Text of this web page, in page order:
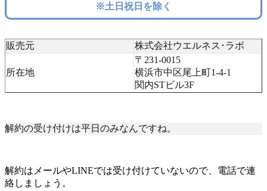
※土日祝日を除く
販売元 株式会社ウエルネス･ラボ
所在地
〒231-0015
横浜市中区尾上町1-4-1
関内STビル3F
解約の受け付けは平日のみなんですね。
解約はメールやLINEでは受け付けていないので、電話で連
絡しましょう。